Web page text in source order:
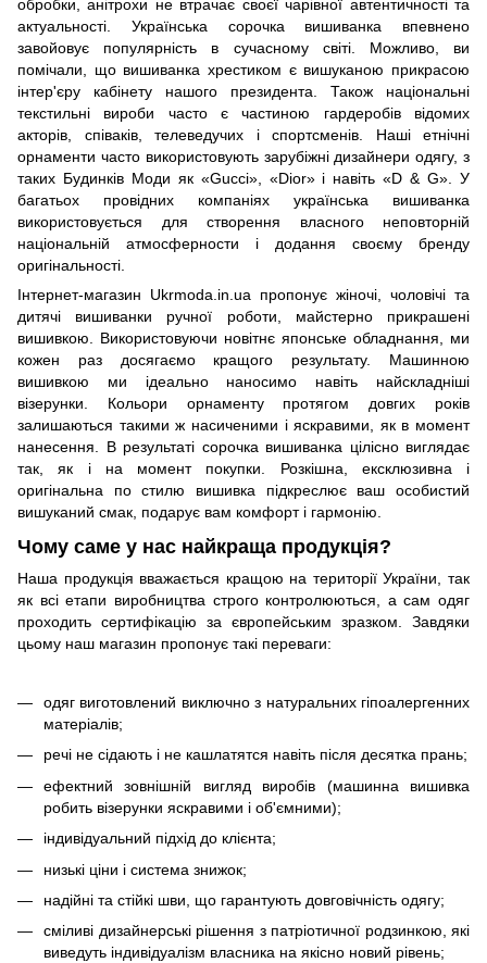
обробки, анітрохи не втрачає своєї чарівної автентичності та
актуальності. Українська сорочка вишиванка впевнено
завойовує популярність в сучасному світі. Можливо, ви
помічали, що вишиванка хрестиком є ​​вишуканою прикрасою
інтер'єру кабінету нашого президента. Також національні
текстильні вироби часто є частиною гардеробів відомих
акторів, співаків, телеведучих і спортсменів. Наші етнічні
орнаменти часто використовують зарубіжні дизайнери одягу, з
таких Будинків Моди як «Gucci», «Dior» і навіть «D & G». У
багатьох провідних компаніях українська вишиванка
використовується для створення власного неповторній
національній атмосферности і додання своєму бренду
оригінальності.
Інтернет-магазин Ukrmoda.in.ua пропонує жіночі, чоловічі та
дитячі вишиванки ручної роботи, майстерно прикрашені
вишивкою. Використовуючи новітнє японське обладнання, ми
кожен раз досягаємо кращого результату. Машинною
вишивкою ми ідеально наносимо навіть найскладніші
візерунки. Кольори орнаменту протягом довгих років
залишаються такими ж насиченими і яскравими, як в момент
нанесення. В результаті сорочка вишиванка цілісно виглядає
так, як і на момент покупки. Розкішна, ексклюзивна і
оригінальна по стилю вишивка підкреслює ваш особистий
вишуканий смак, подарує вам комфорт і гармонію.
Чому саме у нас найкраща продукція?
Наша продукція вважається кращою на території України, так
як всі етапи виробництва строго контролюються, а сам одяг
проходить сертифікацію за європейським зразком. Завдяки
цьому наш магазин пропонує такі переваги:
одяг виготовлений виключно з натуральних гіпоалергенних
матеріалів;
речі не сідають і не кашлатятся навіть після десятка прань;
ефектний зовнішній вигляд виробів (машинна вишивка
робить візерунки яскравими і об'ємними);
індивідуальний підхід до клієнта;
низькі ціни і система знижок;
надійні та стійкі шви, що гарантують довговічність одягу;
сміливі дизайнерські рішення з патріотичної родзинкою, які
виведуть індивідуалізм власника на якісно новий рівень;